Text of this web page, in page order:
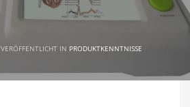
VERÖFFENTLICHT IN PRODUKTKENNTNISSE